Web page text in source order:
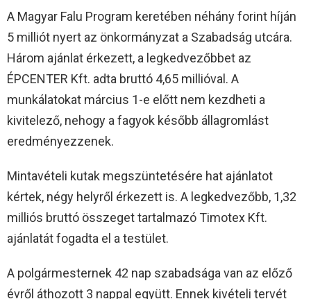
A Magyar Falu Program keretében néhány forint híján
5 milliót nyert az önkormányzat a Szabadság utcára.
Három ajánlat érkezett, a legkedvezőbbet az
ÉPCENTER Kft. adta bruttó 4,65 millióval. A
munkálatokat március 1-e előtt nem kezdheti a
kivitelező, nehogy a fagyok később állagromlást
eredményezzenek.
Mintavételi kutak megszüntetésére hat ajánlatot
kértek, négy helyről érkezett is. A legkedvezőbb, 1,32
milliós bruttó összeget tartalmazó Timotex Kft.
ajánlatát fogadta el a testület.
A polgármesternek 42 nap szabadsága van az előző
évről áthozott 3 nappal együtt. Ennek kivételi tervét